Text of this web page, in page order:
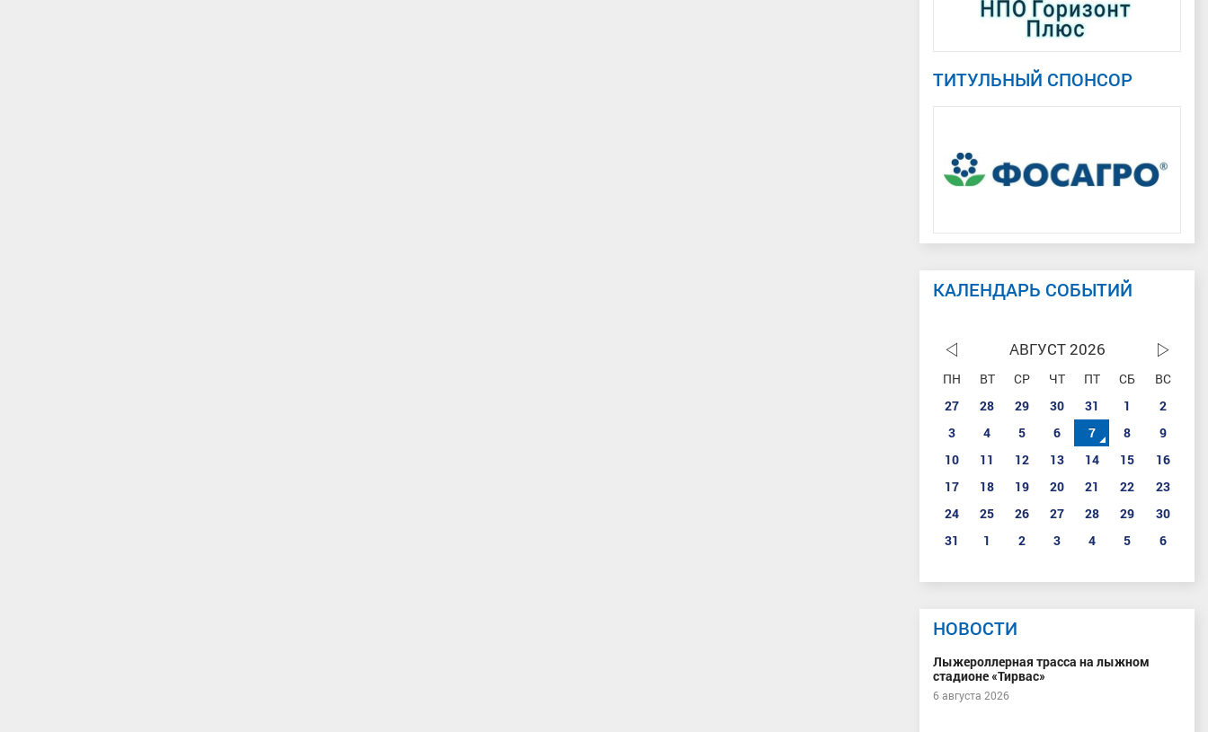
ТИТУЛЬНЫЙ СПОНСОР
КАЛЕНДАРЬ СОБЫТИЙ
АВГУСТ 2026
ПН ВТ СР ЧТ ПТ СБ
ВС
27
28 29 30 31 1
2
3
4 5 6 7 8
9
10
11 12 13 14 15
16
17
18 19 20 21 22
23
24
25 26 27 28 29
30
31
1 2 3 4 5 6
НОВОСТИ
Лыжероллерная трасса на лыжном
стадионе «Тирвас»
6 августа 2026